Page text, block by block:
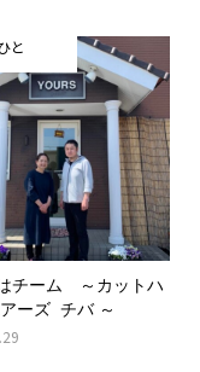
と
チーム ～カットハ
ーズ チバ ～